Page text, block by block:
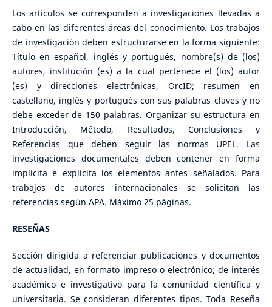
Los artículos se corresponden a investigaciones llevadas a
cabo en las diferentes áreas del conocimiento. Los trabajos
de investigación deben estructurarse en la forma siguiente:
Título en español, inglés y portugués, nombre(s) de (los)
autores, institución (es) a la cual pertenece el (los) autor
(es) y direcciones electrónicas, OrcID; resumen en
castellano, inglés y portugués con sus palabras claves y no
debe exceder de 150 palabras. Organizar su estructura en
Introducción, Método, Resultados, Conclusiones y
Referencias que deben seguir las normas UPEL. Las
investigaciones documentales deben contener en forma
implícita e explícita los elementos antes señalados. Para
trabajos de autores internacionales se solicitan las
referencias según APA. Máximo 25 páginas.
RESEÑAS
Sección dirigida a referenciar publicaciones y documentos
de actualidad, en formato impreso o electrónico; de interés
académico e investigativo para la comunidad científica y
universitaria. Se consideran diferentes tipos. Toda Reseña